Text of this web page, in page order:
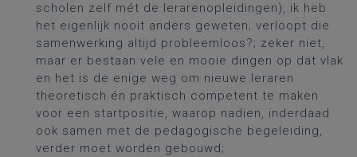
scholen zelf mét de lerarenopleidingen), ik heb
het eigenlijk nooit anders geweten; verloopt die
samenwerking altijd probleemloos?; zeker niet,
maar er bestaan vele en mooie dingen op dat vlak
en het is de enige weg om nieuwe leraren
theoretisch én praktisch competent te maken
voor een startpositie, waarop nadien, inderdaad
ook samen met de pedagogische begeleiding,
verder moet worden gebouwd;